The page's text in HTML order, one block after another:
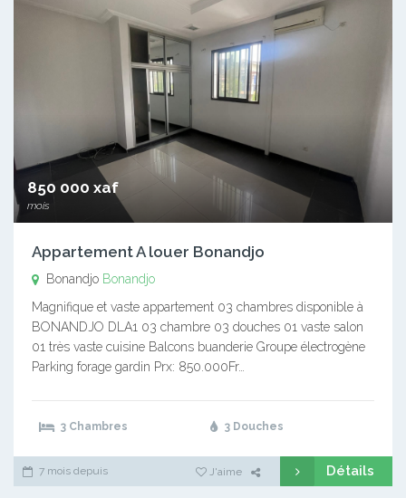
850 000 xaf
mois
Appartement A louer Bonandjo
Bonandjo Bonandjo
Magnifique et vaste appartement 03 chambres disponible à
BONANDJO DLA1 03 chambre 03 douches 01 vaste salon
01 très vaste cuisine Balcons buanderie Groupe électrogène
Parking forage gardin Prx: 850.000Fr…
3 Chambres 3 Douches
7 mois depuis J'aime Détails